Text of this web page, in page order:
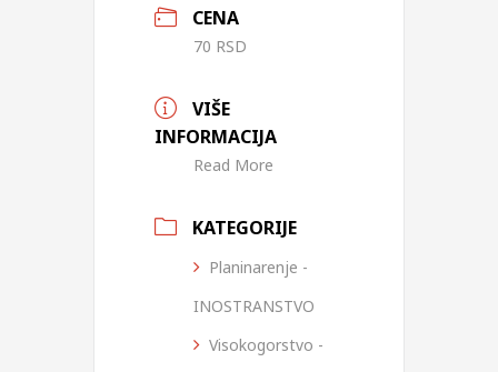
CENA
70 RSD
VIŠE
INFORMACIJA
Read More
KATEGORIJE
Planinarenje -
INOSTRANSTVO
Visokogorstvo -